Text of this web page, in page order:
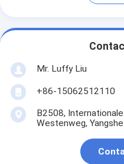
Mr. Luffy Liu
+86-15062512110
B2508,
Westenweg,